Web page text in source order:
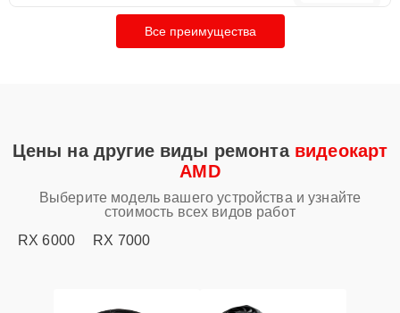
Все преимущества
Цены на другие виды ремонта видеокарт
AMD
Выберите модель вашего устройства и узнайте
стоимость всех видов работ
RX 6000
RX 7000